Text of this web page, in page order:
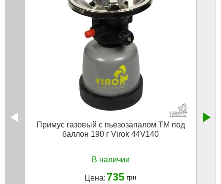
Примус газовый с пьезозапалом TM под
баллон 190 г Virok 44V140
В наличии
Цена: 735 грн